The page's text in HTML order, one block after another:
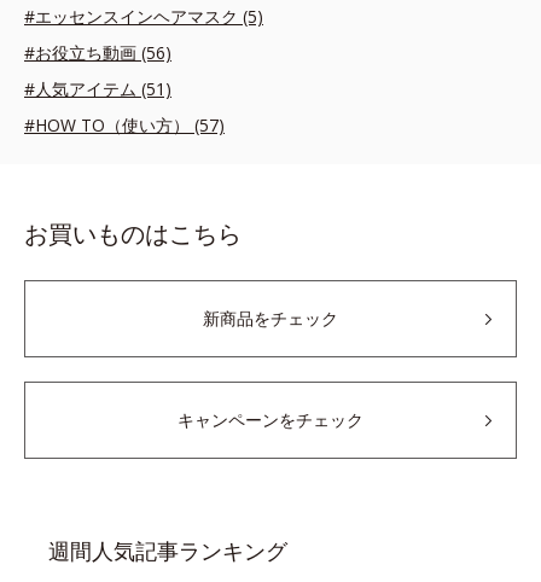
#エッセンスインヘアマスク (5)
#お役立ち動画 (56)
#人気アイテム (51)
#HOW TO（使い方） (57)
お買いものはこちら
新商品をチェック
キャンペーンをチェック
週間人気記事ランキング